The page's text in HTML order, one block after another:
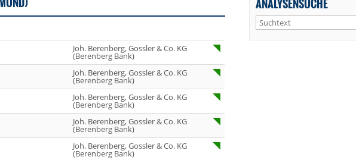
Joh. Berenberg, Gossler & Co. KG
(Berenberg Bank)
Joh. Berenberg, Gossler & Co. KG
(Berenberg Bank)
Joh. Berenberg, Gossler & Co. KG
(Berenberg Bank)
Joh. Berenberg, Gossler & Co. KG
(Berenberg Bank)
Joh. Berenberg, Gossler & Co. KG
(Berenberg Bank)
ANALYSENSUCHE